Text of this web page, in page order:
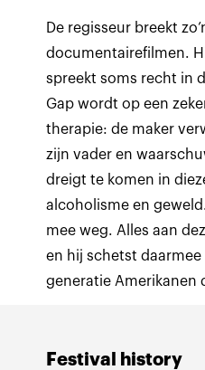
Festival history
De regisseur breekt
documentairefilmen.
spreekt soms recht in
Gap wordt op een
therapie: de maker
zijn vader en
dreigt te komen in
alcoholisme en
mee weg. Alles aan
en hij schetst
generatie Amerikanen